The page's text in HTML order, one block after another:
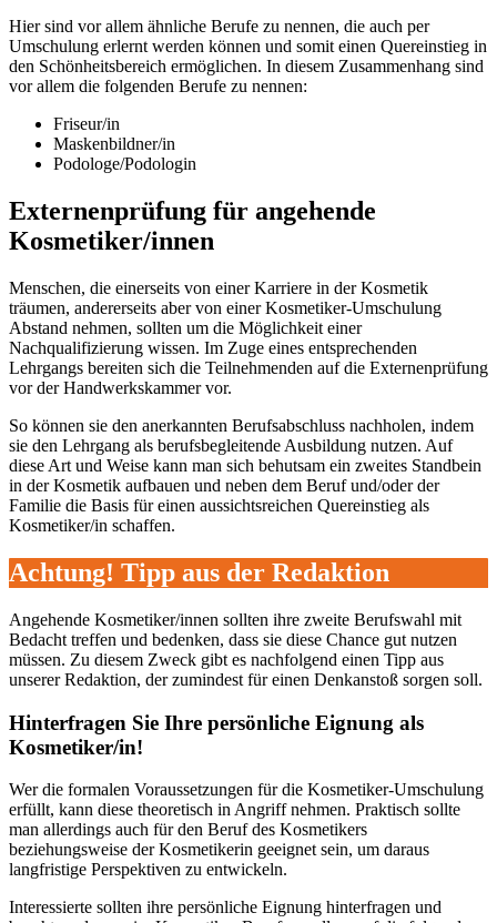
Hier sind vor allem ähnliche Berufe zu nennen, die auch per
Umschulung erlernt werden können und somit einen Quereinstieg in
den Schönheitsbereich ermöglichen. In diesem Zusammenhang sind
vor allem die folgenden Berufe zu nennen:
Friseur/in
Maskenbildner/in
Podologe/Podologin
Externenprüfung für angehende
Kosmetiker/innen
Menschen, die einerseits von einer Karriere in der Kosmetik
träumen, andererseits aber von einer Kosmetiker-Umschulung
Abstand nehmen, sollten um die Möglichkeit einer
Nachqualifizierung wissen. Im Zuge eines entsprechenden
Lehrgangs bereiten sich die Teilnehmenden auf die Externenprüfung
vor der Handwerkskammer vor.
So können sie den anerkannten Berufsabschluss nachholen, indem
sie den Lehrgang als berufsbegleitende Ausbildung nutzen. Auf
diese Art und Weise kann man sich behutsam ein zweites Standbein
in der Kosmetik aufbauen und neben dem Beruf und/oder der
Familie die Basis für einen aussichtsreichen Quereinstieg als
Kosmetiker/in schaffen.
Achtung! Tipp aus der Redaktion
Angehende Kosmetiker/innen sollten ihre zweite Berufswahl mit
Bedacht treffen und bedenken, dass sie diese Chance gut nutzen
müssen. Zu diesem Zweck gibt es nachfolgend einen Tipp aus
unserer Redaktion, der zumindest für einen Denkanstoß sorgen soll.
Hinterfragen Sie Ihre persönliche Eignung als
Kosmetiker/in!
Wer die formalen Voraussetzungen für die Kosmetiker-Umschulung
erfüllt, kann diese theoretisch in Angriff nehmen. Praktisch sollte
man allerdings auch für den Beruf des Kosmetikers
beziehungsweise der Kosmetikerin geeignet sein, um daraus
langfristige Perspektiven zu entwickeln.
Interessierte sollten ihre persönliche Eignung hinterfragen und